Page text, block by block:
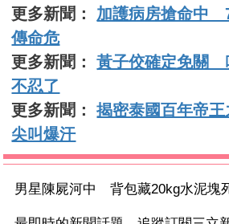
更多新聞： 加護病房搶命中
傳命危
更多新聞：黃子佼確定免關
不忍了
更多新聞：揭密泰國百年帝
尖叫爆汗
男星陳屍河中 背包藏20kg水泥塊